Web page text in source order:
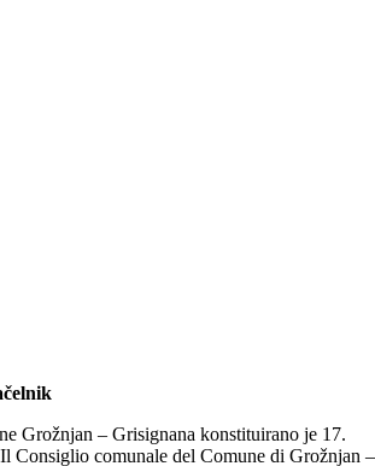
Grožnjan – Grisignana konstituirano je 17.
Consiglio comunale del Comune di Grožnjan –